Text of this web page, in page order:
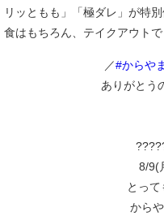
リッともも」「極ダレ」が特
食はもちろん、テイクアウト
／#からやま
ありがとう
8/9(
とっ
から